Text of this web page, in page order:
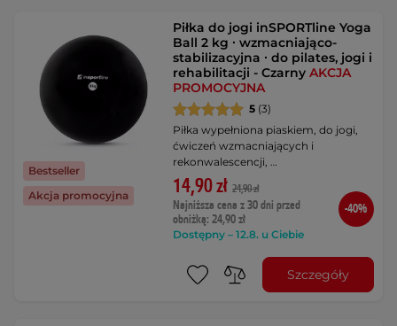
Bestseller
Akcja promocyjna
Piłka do jogi inSPORTline Yoga
Ball 2 kg ∙ wzmacniająco-
stabilizacyjna ∙ do pilates, jogi i
rehabilitacji - CzarnyAKCJA
PROMOCYJNA
5 (3)
Piłka wypełniona piaskiem, do jogi,
ćwiczeń wzmacniających i
rekonwalescencji, …
14,90 zł 24,90 zł
Najniższa cena z 30 dni przed
obniżką: 24,90 zł
Dostępny – 12.8. u Ciebie
-40%
Szczegóły